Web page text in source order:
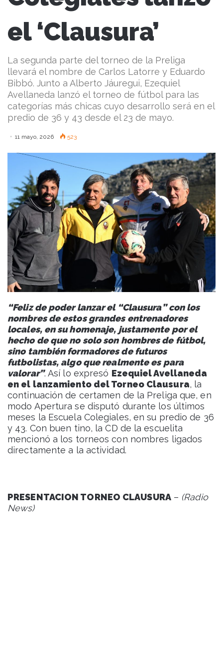
el ‘Clausura’
La segunda parte del torneo de la Preliga
llevará el nombre de Carlos Latorre y Eduardo
Bibbó. Junto a Alberto Jáuregui, Ezequiel
Avellaneda lanzó el torneo de fútbol para las
categorías más chicas cuyo desarrollo será en el
predio de 36 y 43 desde el 23 de mayo.
11 mayo, 2026 523
“Feliz de poder lanzar el “Clausura” con los
nombres de estos grandes entrenadores
locales, en su homenaje, justamente por el
hecho de que no solo son hombres de fútbol,
sino también formadores de futuros
futbolistas, algo que realmente es para
valorar”. Así lo expresó Ezequiel Avellaneda
en el lanzamiento del Torneo Clausura, la
continuación de certamen de la Preliga que, en
modo Apertura se disputó durante los últimos
meses la Escuela Colegiales, en su predio de 36
y 43. Con buen tino, la CD de la escuelita
mencionó a los torneos con nombres ligados
directamente a la actividad.
PRESENTACION TORNEO CLAUSURA– (Radio
News)